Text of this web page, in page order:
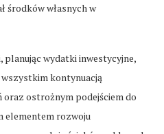
środków własnych w
planując wydatki inwestycyjne,
kontynuacją
ostrożnym podejściem do
elementem rozwoju